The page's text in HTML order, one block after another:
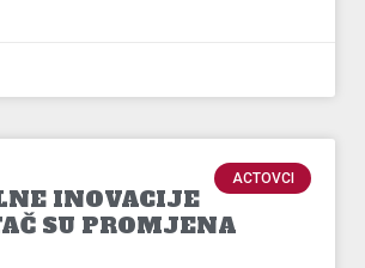
ACTOVCI
INOVACIJE
SU PROMJENA